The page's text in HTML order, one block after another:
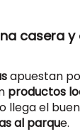
casera
apuestan
productos
llega el
al parque.